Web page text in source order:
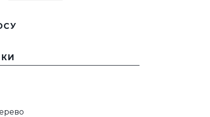
ДЛЯ ОБЩЕСТВЕННЫХ ЗОН